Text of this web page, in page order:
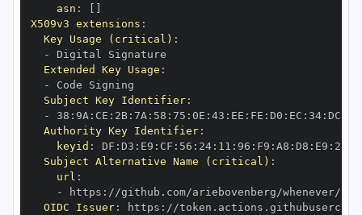
asn :
X509v3 extensions :
Key Usage (critical) :
-
Extended Key Usage :
-
Subject Key Identifier:
-
38 : 9A : CE : 2B: 7A : 58 : 75 : 0E : 43 : EE : FE : D0 : EC : 34: DC
Authority Key Identifier:
keyid : DF : D3 : E9 : CF : 56 : 24: 11 : 96 : F9 : A8 : D8 : E9 : 28
Subject Alternative Name (critical) :
url :
-
https :
OIDC Issuer: https :